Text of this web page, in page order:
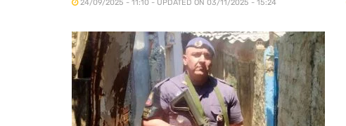
24/09/2025 - 11:10 - UPDATED ON 03/11/2025 - 15:24